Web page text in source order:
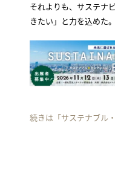
それよりも、サステナ
きたい」と力を込めた。
続きは「サステナブル